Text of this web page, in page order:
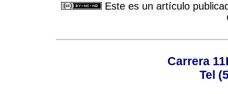
Este es un artículo
Carrera
Tel